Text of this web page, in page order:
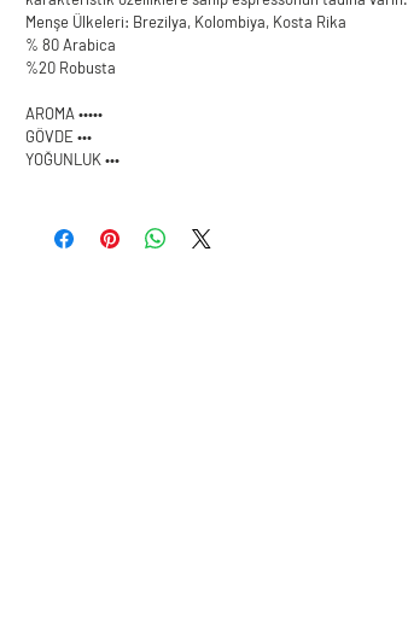
Menşe Ülkeleri: Brezilya, Kolombiya, Kosta Rika
% 80 Arabica
%20 Robusta
AROMA •••••
GÖVDE •••
YOĞUNLUK •••